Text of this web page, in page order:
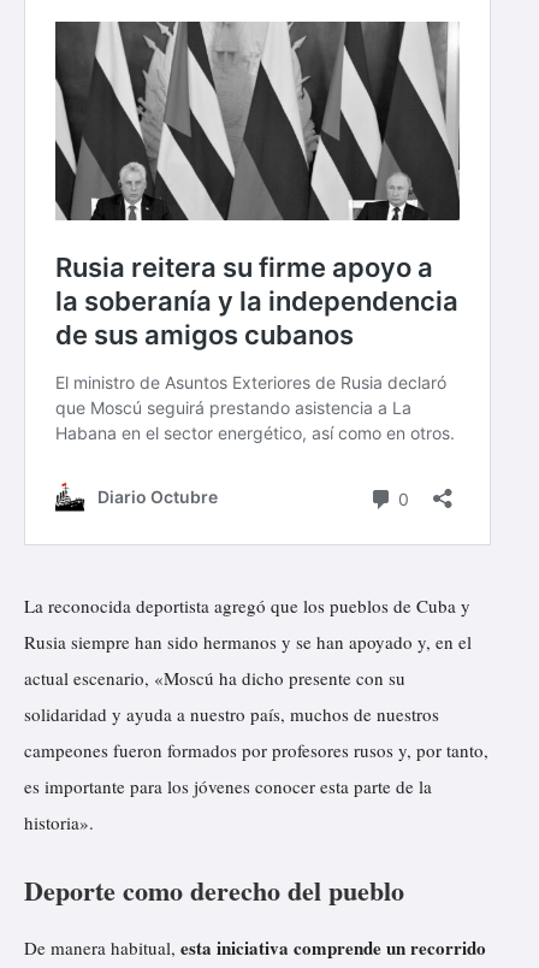
La reconocida deportista agregó que los pueblos de Cuba y
Rusia siempre han sido hermanos y se han apoyado y, en el
actual escenario, «Moscú ha dicho presente con su
solidaridad y ayuda a nuestro país, muchos de nuestros
campeones fueron formados por profesores rusos y, por tanto,
es importante para los jóvenes conocer esta parte de la
historia».
Deporte como derecho del pueblo
De manera habitual, esta iniciativa comprende un recorrido